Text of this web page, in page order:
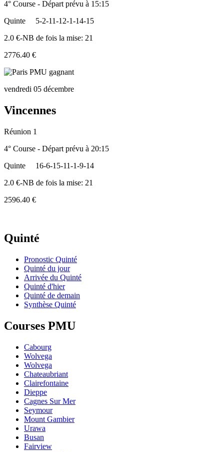
4° Course - Départ prévu à 15:15
Quinte
5-2-11-12-1-14-15
2.0 €-NB de fois la mise: 21
2776.40 €
vendredi 05 décembre
Vincennes
Réunion 1
4° Course - Départ prévu à 20:15
Quinte
16-6-15-11-1-9-14
2.0 €-NB de fois la mise: 21
2596.40 €
Quinté
Pronostic Quinté
Quinté du jour
Arrivée du Quinté
Quinté d'hier
Quinté de demain
Synthèse Quinté
Courses PMU
Cabourg
Wolvega
Wolvega
Chateaubriant
Clairefontaine
Dieppe
Cagnes Sur Mer
Seymour
Mount Gambier
Urawa
Busan
Fairview